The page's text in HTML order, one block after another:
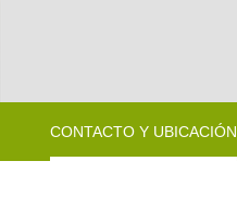
CONTACTO Y UBICACIÓN